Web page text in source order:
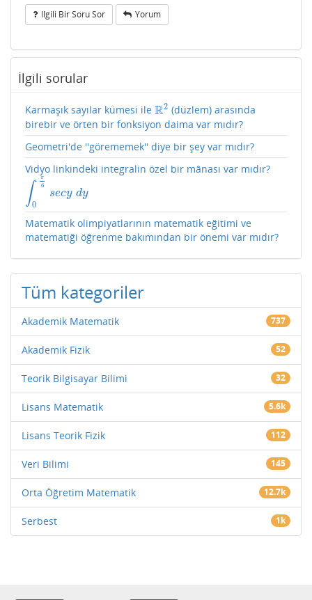
Ilgili Bir Soru Sor Yorum
İlgili sorular
Karmaşık sayılar kümesi ile R2
R2 (düzlem) arasında
birebir ve örten bir fonksiyon daima var mıdır?
Geometri'de ''görememek'' diye bir şey var mıdır?
Vidyo linkindeki integralin özel bir mânası var mıdır?
∫
π
6
0
secy dy
0 secyd y
Matematik olimpiyatlarının matematik eğitimi ve
matematiği öğrenme bakımından bir önemi var mıdır?
Tüm kategoriler
Akademik Matematik 737
Akademik Fizik 52
Teorik Bilgisayar Bilimi 32
Lisans Matematik 5.6k
Lisans Teorik Fizik 112
Veri Bilimi 145
Orta Öğretim Matematik 12.7k
Serbest 1k